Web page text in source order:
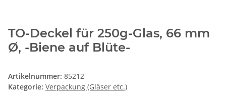
TO-Deckel für 250g-Glas, 66 mm
Ø, -Biene auf Blüte-
Artikelnummer: 85212
Kategorie: Verpackung (Gläser etc.)